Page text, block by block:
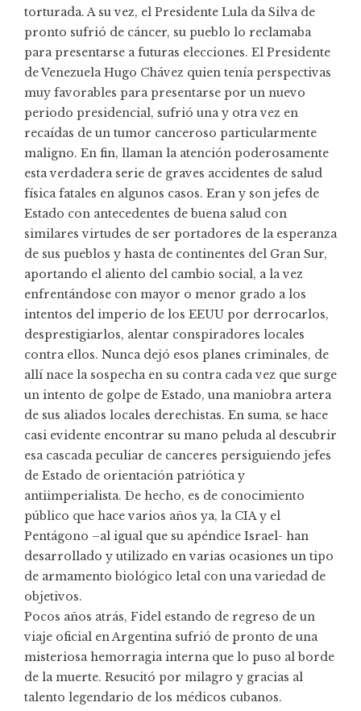
torturada. A su vez, el Presidente Lula da Silva de
pronto sufrió de cáncer, su pueblo lo reclamaba
para presentarse a futuras elecciones. El Presidente
de Venezuela Hugo Chávez quien tenía perspectivas
muy favorables para presentarse por un nuevo
periodo presidencial, sufrió una y otra vez en
recaídas de un tumor canceroso particularmente
maligno. En fin, llaman la atención poderosamente
esta verdadera serie de graves accidentes de salud
física fatales en algunos casos. Eran y son jefes de
Estado con antecedentes de buena salud con
similares virtudes de ser portadores de la esperanza
de sus pueblos y hasta de continentes del Gran Sur,
aportando el aliento del cambio social, a la vez
enfrentándose con mayor o menor grado a los
intentos del imperio de los EEUU por derrocarlos,
desprestigiarlos, alentar conspiradores locales
contra ellos. Nunca dejó esos planes criminales, de
allí nace la sospecha en su contra cada vez que surge
un intento de golpe de Estado, una maniobra artera
de sus aliados locales derechistas. En suma, se hace
casi evidente encontrar su mano peluda al descubrir
esa cascada peculiar de canceres persiguiendo jefes
de Estado de orientación patriótica y
antiimperialista. De hecho, es de conocimiento
público que hace varios años ya, la CIA y el
Pentágono –al igual que su apéndice Israel- han
desarrollado y utilizado en varias ocasiones un tipo
de armamento biológico letal con una variedad de
objetivos.
Pocos años atrás, Fidel estando de regreso de un
viaje oficial en Argentina sufrió de pronto de una
misteriosa hemorragia interna que lo puso al borde
de la muerte. Resucitó por milagro y gracias al
talento legendario de los médicos cubanos.